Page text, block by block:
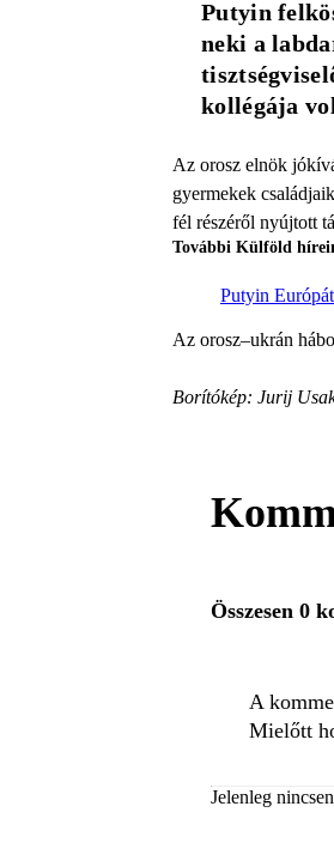
Putyin
neki a
kollégája
Az orosz elnök
gyermekek
fél részéről nyújtott
További Külföld
Putyin
Az orosz–ukrán
Borítókép: Jurij
Összesen 0
A
Mielőtt
Jelenleg